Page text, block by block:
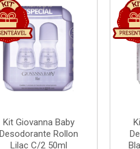
Kit Giovanna Baby
Desodorante Rollon
Lilac C/2 50ml